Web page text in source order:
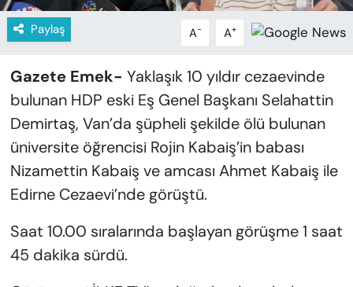
Paylaş A- A+
Gazete Emek- Yaklaşık 10 yıldır cezaevinde
bulunan HDP eski Eş Genel Başkanı Selahattin
Demirtaş, Van’da şüpheli şekilde ölü bulunan
üniversite öğrencisi Rojin Kabaiş’in babası
Nizamettin Kabaiş ve amcası Ahmet Kabaiş ile
Edirne Cezaevi’nde görüştü.
Saat 10.00 sıralarında başlayan görüşme 1 saat
45 dakika sürdü.
ÖZEL HABER
YAZAR KÖŞESİ
SİYASET
VAN VE DİYARBAKIR HABERLERİ